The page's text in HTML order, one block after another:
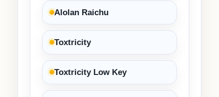
Alolan Raichu
Toxtricity
Toxtricity Low Key